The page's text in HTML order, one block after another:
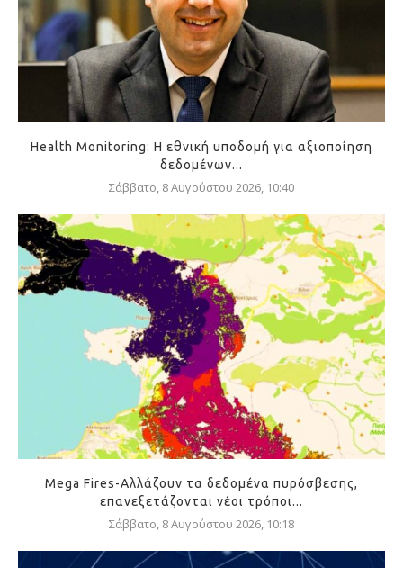
Health Monitoring: Η εθνική υποδομή για αξιοποίηση
δεδομένων...
Σάββατο, 8 Αυγούστου 2026, 10:40
Mega Fires-Αλλάζουν τα δεδομένα πυρόσβεσης,
επανεξετάζονται νέοι τρόποι...
Σάββατο, 8 Αυγούστου 2026, 10:18